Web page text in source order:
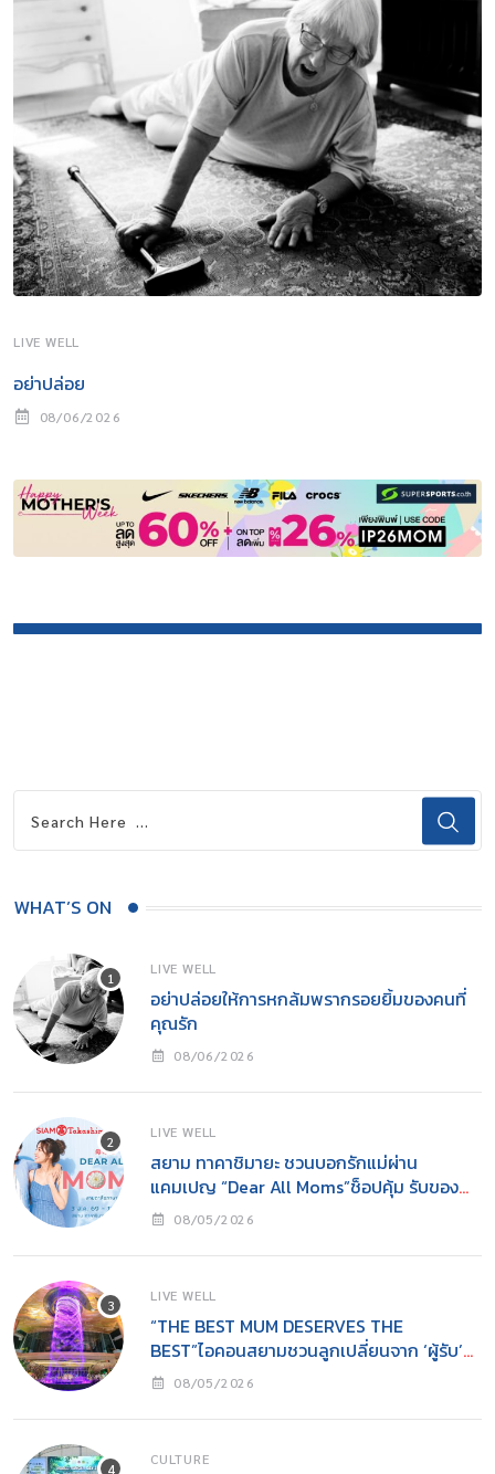
LIVE WELL
อย่าปล่อย
08/06/2026
WHAT’S ON
LIVE WELL
อย่าปล่อยให้การหกล้มพรากรอยยิ้มของคนที่
คุณรัก
08/06/2026
LIVE WELL
สยาม ทาคาชิมายะ ชวนบอกรักแม่ผ่าน
แคมเปญ “Dear All Moms”ช็อปคุ้ม รับของ
ขวัญ พร้อมกิจกรรมสุดอบอุ่นวันแม่
08/05/2026
LIVE WELL
“THE BEST MUM DESERVES THE
BEST”ไอคอนสยามชวนลูกเปลี่ยนจาก ‘ผู้รับ’
เป็น ‘ผู้ให้’ ในวันแม่
08/05/2026
CULTURE